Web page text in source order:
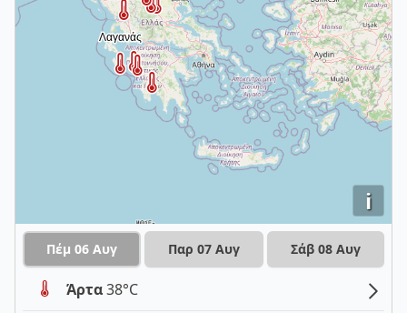
i
Πέμ 06 Αυγ Παρ 07 Αυγ Σάβ 08 Αυγ
Άρτα38°C